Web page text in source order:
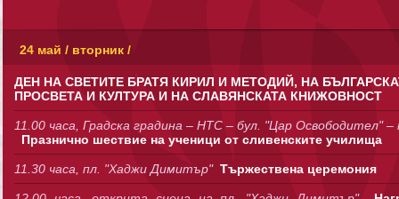
24 май / вторник /
ДЕН НА СВЕТИТЕ БРАТЯ КИРИЛ И МЕТОДИЙ, НА
ПРОСВЕТА И КУЛТУРА И НА СЛАВЯНСКАТА КНИЖОВНОСТ
11.00 часа, Градска градина – НТС – бул. "Цар Освободител"
Празнично шествие на ученици от сливенските училища
11.30 часа, пл. "Хаджи Димитър" Тържествена церемония